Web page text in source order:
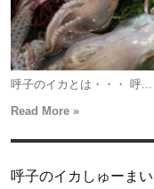
呼子のイカとは・・・ 呼...
Read More »
呼子のイカしゅーまい